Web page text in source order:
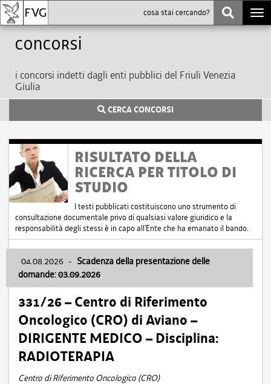
Concorsi
i concorsi indetti dagli enti pubblici del Friuli Venezia
Giulia
CERCA CONCORSI
RISULTATO DELLA
RICERCA PER TITOLO DI
STUDIO
I testi pubblicati costituiscono uno strumento di
consultazione documentale privo di qualsiasi valore giuridico e la
responsabilità degli stessi è in capo all'Ente che ha emanato il bando.
04.08.2026 - Scadenza della presentazione delle
domande: 03.09.2026
331/26 – Centro di Riferimento
Oncologico (CRO) di Aviano –
DIRIGENTE MEDICO – Disciplina:
RADIOTERAPIA
Centro di Riferimento Oncologico (CRO)